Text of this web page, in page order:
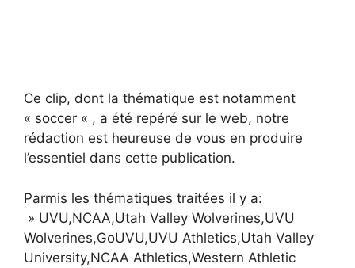
Ce clip, dont la thématique est notamment
« soccer « , a été repéré sur le web, notre
rédaction est heureuse de vous en produire
l’essentiel dans cette publication.
Parmis les thématiques traitées il y a:
» UVU,NCAA,Utah Valley Wolverines,UVU
Wolverines,GoUVU,UVU Athletics,Utah Valley
University,NCAA Athletics,Western Athletic